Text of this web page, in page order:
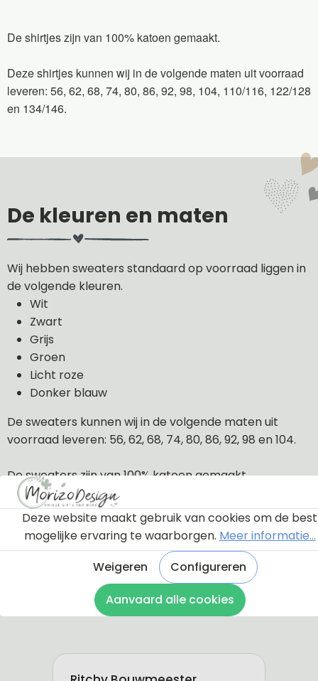
De shirtjes zijn van 100% katoen gemaakt.
Deze shirtjes kunnen wij in de volgende maten uit voorraad
leveren: 56, 62, 68, 74, 80, 86, 92, 98, 104, 110/116, 122/128
en 134/146.
De kleuren en maten
Wij hebben sweaters standaard op voorraad liggen in
de volgende kleuren.
Wit
Zwart
Grijs
Groen
Licht roze
Donker blauw
De sweaters kunnen wij in de volgende maten uit
voorraad leveren: 56, 62, 68, 74, 80, 86, 92, 98 en 104.
De sweaters zijn van 100% katoen gemaakt.
Deze website maakt gebruik van cookies om de best
mogelijke ervaring te waarborgen. Meer informatie...
Weigeren
Configureren
Aanvaard alle cookies